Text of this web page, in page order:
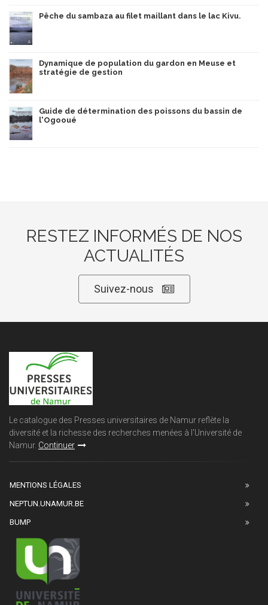
Pêche du sambaza au filet maillant dans le lac Kivu.
Dynamique de population du gardon en Meuse et
stratégie de gestion
Guide de détermination des poissons du bassin de
l'Ogooué
RESTEZ INFORMÉS DE NOS
ACTUALITÉS
Suivez-nous
Le catalogue des Presses universitaires de Namur reflète la
diversité et la richesse des recherches menées à l'Université de
Namur. Continuer
MENTIONS LÉGALES
NEPTUN.UNAMUR.BE
BUMP